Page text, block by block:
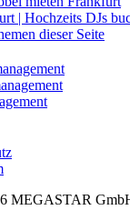
| Hochzeits DJs
dieser Seite
MEGASTAR